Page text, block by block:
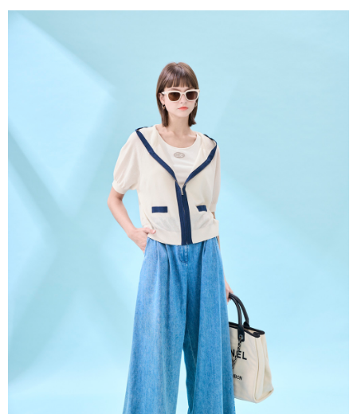
是否繳費成功／繳費後需取消欲退款等相關疑問，請聯繫「AFTEE先享後付
客戶支援中心」
１．透過由恩沛科技股份有限公司提供之「AFTEE先享後付」服務完成之交
易，需依本服務之必要範圍內提供個人資料，並將交易相關給付款項請求債
權轉讓予恩沛科技股份有限公司。
２．關於個人資料處理事宜，請瀏覽以下網址：
https://aftee.tw/terms/#terms3
３．未成年的使用者請事先徵得法定代理人或監護人之同意方可使用
「AFTEE先享後付」，若未經同意申辦者引起之損失，本公司不負相關責
４．使用「AFTEE先享後付」時，將依據個別帳號之用戶狀況，依本公司即
時審查核予不同之上限額度；若仍有額度不足之情形，本公司將視審查結果
請求用戶進行身份認證。
５．嚴禁一人註冊多個帳號或使用他人資訊註冊。若發現惡意使用之情形，
恩沛科技股份有限公司將有權停止該用戶之使用額度並採取法律行動。